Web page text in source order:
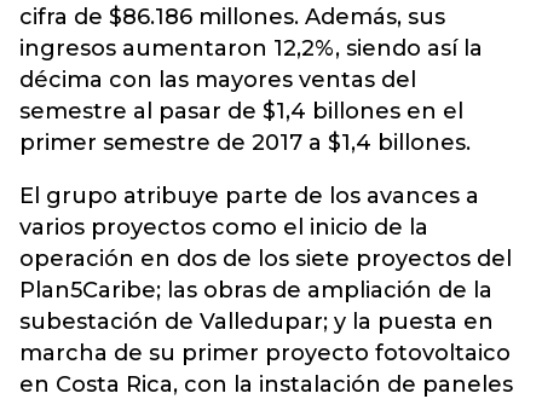
cifra de $86.186 millones. Además, sus
ingresos aumentaron 12,2%, siendo así la
décima con las mayores ventas del
semestre al pasar de $1,4 billones en el
primer semestre de 2017 a $1,4 billones.
El grupo atribuye parte de los avances a
varios proyectos como el inicio de la
operación en dos de los siete proyectos del
Plan5Caribe; las obras de ampliación de la
subestación de Valledupar; y la puesta en
marcha de su primer proyecto fotovoltaico
en Costa Rica, con la instalación de paneles